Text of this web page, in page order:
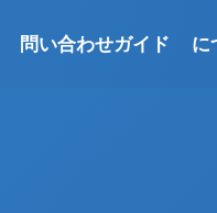
問い合わせガイド に